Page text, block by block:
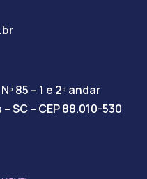
85 – 1 e 2º andar
SC – CEP 88.010-530